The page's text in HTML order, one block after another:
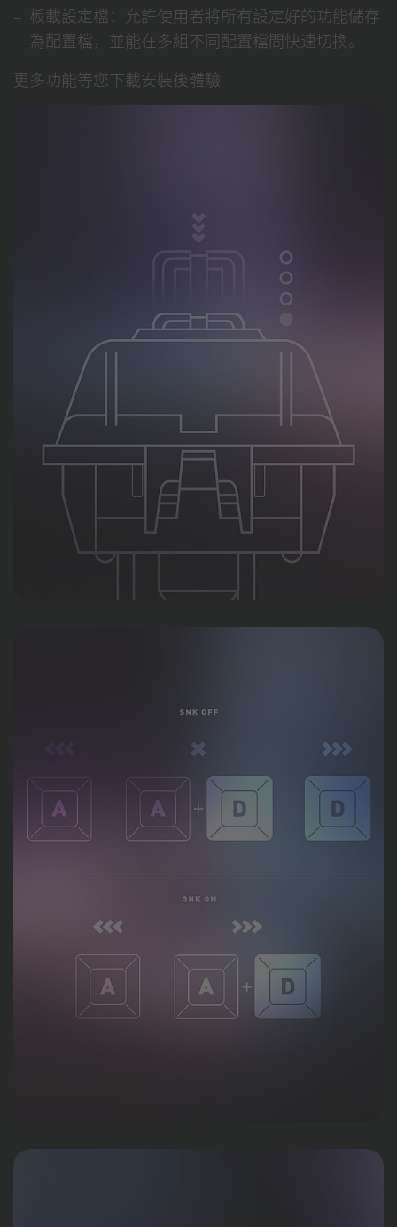
板載設定檔：允許使用者將所有設定好的功能儲存
為配置檔，並能在多組不同配置檔間快速切換。
更多功能等您下載安裝後體驗